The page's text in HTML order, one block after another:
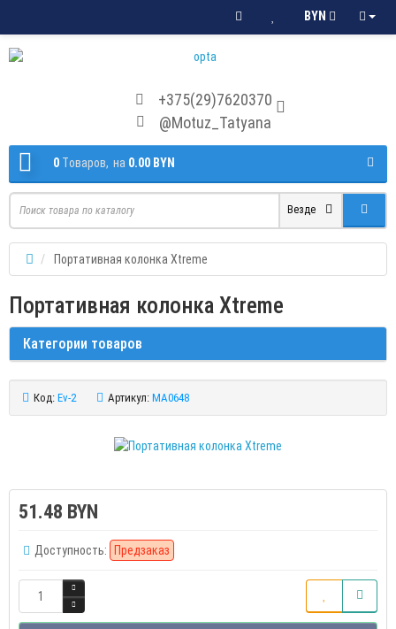
BYN
+375(29)7620370
@Motuz_Tatyana
0 Tоваров, на 0.00 BYN
Везде
Портативная колонка Xtreme
Портативная колонка Xtreme
Категории товаров
Код: Ev-2 Артикул: MA0648
51.48 BYN
Доступность: Предзаказ